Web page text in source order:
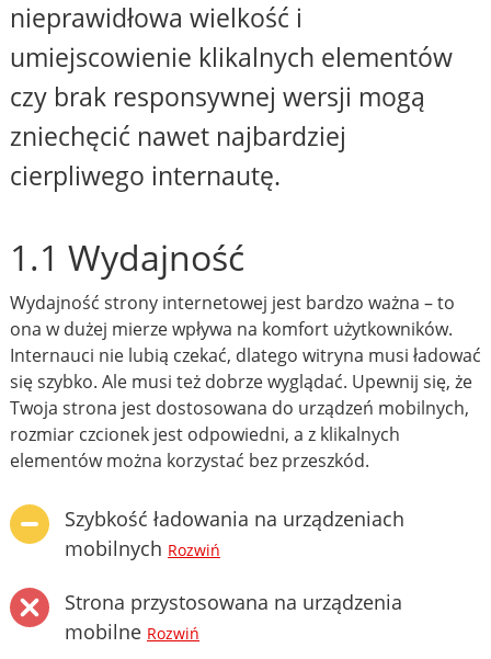
nieprawidłowa wielkość i
umiejscowienie klikalnych elementów
czy brak responsywnej wersji mogą
zniechęcić nawet najbardziej
cierpliwego internautę.
1.1 Wydajność
Wydajność strony internetowej jest bardzo ważna – to
ona w dużej mierze wpływa na komfort użytkowników.
Internauci nie lubią czekać, dlatego witryna musi ładować
się szybko. Ale musi też dobrze wyglądać. Upewnij się, że
Twoja strona jest dostosowana do urządzeń mobilnych,
rozmiar czcionek jest odpowiedni, a z klikalnych
elementów można korzystać bez przeszkód.
Szybkość ładowania na urządzeniach
mobilnych Rozwiń
Strona przystosowana na urządzenia
mobilne Rozwiń